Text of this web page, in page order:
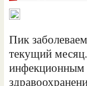
Пик
текущий
инфекционным